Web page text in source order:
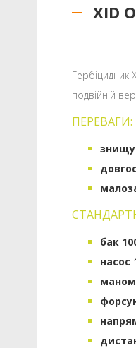
XID
Гербіцидник
подвійній
ПЕРЕВАГИ:
бак
насос